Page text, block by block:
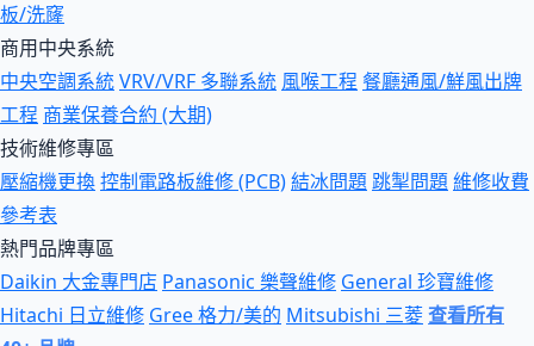
板/洗窿
商用中央系統
中央空調系統VRV/VRF 多聯系統 風喉工程 餐廳通風/鮮風出牌
工程 商業保養合約 (大期)
技術維修專區
壓縮機更換控制電路板維修 (PCB)結冰問題跳掣問題維修收費
參考表
熱門品牌專區
Daikin 大金專門店 Panasonic 樂聲維修 General 珍寶維修
Hitachi 日立維修 Gree 格力/美的 Mitsubishi 三菱查看所有